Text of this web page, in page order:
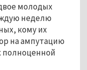
молодых
неделю
кому их
на ампутацию
полноценной